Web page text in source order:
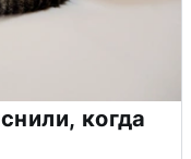
когда